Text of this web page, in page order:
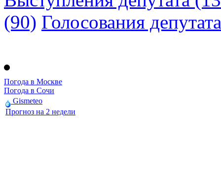
(90) Голосования депутата
Погода в Москве
Погода в Сочи
Gismeteo
Прогноз на 2 недели